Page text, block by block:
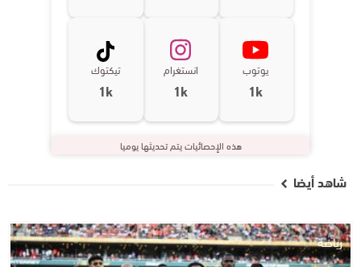
يوتوب
1k
انستغرام
1k
تيكتوك
1k
هذه الإحصائيات يتم تحديثها يوميا
شاهد أيضا
رياضة